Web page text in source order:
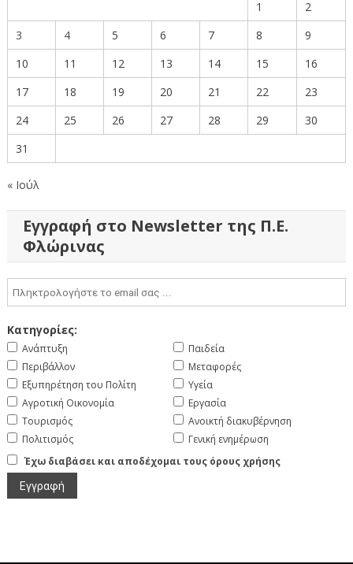
1
2
3
4 5 6 7 8
9
10
11 12 13 14 15
16
17
18 19 20 21 22
23
24
25 26 27 28 29
30
31
« Ιούλ
Εγγραφή στο Newsletter της Π.Ε.
Φλώρινας
Κατηγορίες:
Ανάπτυξη
Περιβάλλον
Εξυπηρέτηση του Πολίτη
Αγροτική Οικονομία
Τουρισμός
Πολιτισμός
Παιδεία
Μεταφορές
Υγεία
Εργασία
Ανοικτή διακυβέρνηση
Γενική ενημέρωση
Έχω διαβάσει και αποδέχομαι τους όρους χρήσης